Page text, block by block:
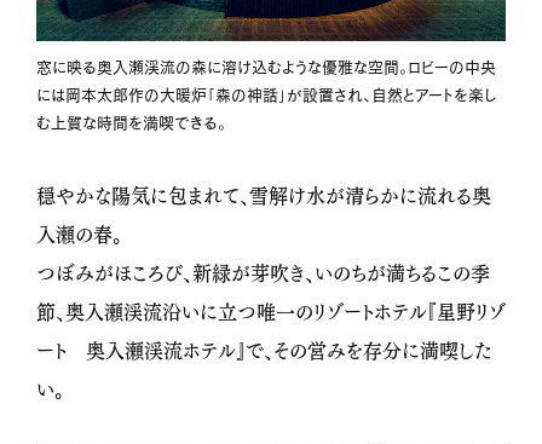
窓に映る奥入瀬渓流の森に溶け込むような優雅な空間。ロビーの中央
には岡本太郎作の大暖炉「森の神話」が設置され、自然とアートを楽し
む上質な時間を満喫できる。
穏やかな陽気に包まれて、雪解け水が清らかに流れる奥
入瀬の春。
つぼみがほころび、新緑が芽吹き、いのちが満ちるこの季
節、奥入瀬渓流沿いに立つ唯一のリゾートホテル『星野リゾ
ート 奥入瀬渓流ホテル』で、その営みを存分に満喫した
い。